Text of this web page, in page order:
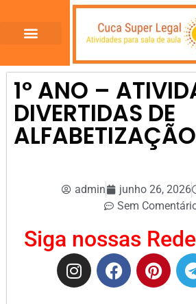
1º ANO –
DIVERTIDAS DE
ALFABETIZAÇÃO
admin junho 26, 2026
Sem
Siga nossas